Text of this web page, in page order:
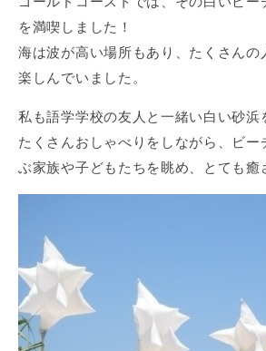
を満喫しました！
海は波が高い場所もあり、たくさんの
楽しんでいました。
私も語学学校の友人と一緒い白い砂浜
たくさんおしゃべりをしながら、ビー
ぶ家族や子どもたちを眺め、とても癒